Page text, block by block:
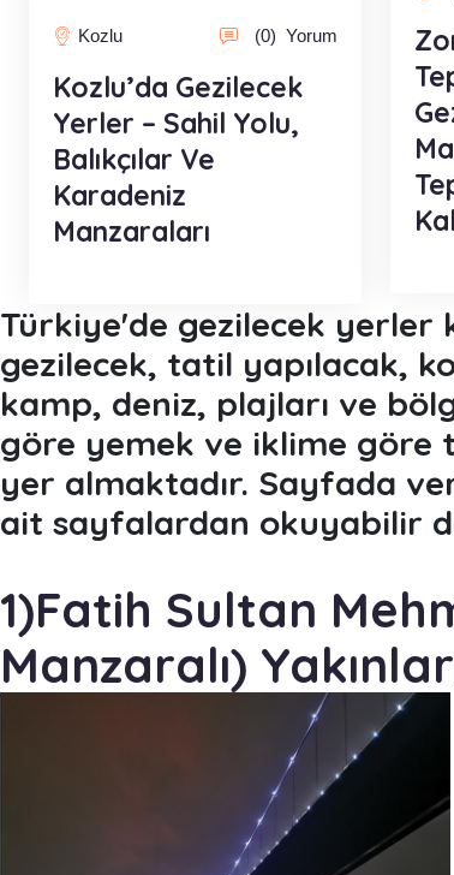
Kozlu (0) Yorum
Kozlu’da Gezilecek
Yerler – Sahil Yolu,
Balıkçılar Ve
Karadeniz
Manzaraları
Türkiye'de gezilecek yerler
gezilecek, tatil yapılacak,
kamp, deniz, plajları ve
göre yemek ve iklime göre
yer almaktadır. Sayfada
ait sayfalardan okuyabilir
1)Fatih Sultan
Manzaralı)